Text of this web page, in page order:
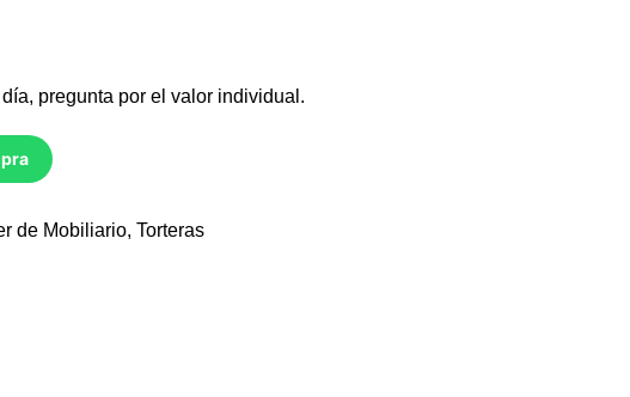
pregunta por el valor individual.
de Mobiliario, Torteras